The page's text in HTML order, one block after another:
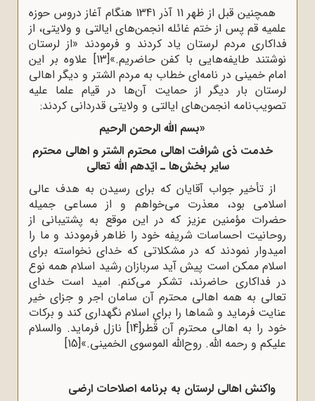
همچنین قبل از ظهر 11 آذر 1341 هنگام آغاز دروس حوزه
علمیه قم پس از ختم غائله انجمن‌های ایالتی و ولایتی، از
فداکاری مردم لرستان یاد کردند و فرمودند «از لرستان
نوشتند طایفه‌هایی با کفن حاضریم.»[13]
علاوه بر این
امام خمینی در نامه‌ای خطاب به مردم الشتر و دیگر اهالی
لرستان بار دیگر از حمایت آن‌ها در قیام علما علیه
تصویب‌نامه انجمن‌های ایالتی و ولایتی‌ قدردانی کردند:
‌«بسم الله الرحمن الرحیم‌
‌‌خدمت ذی شرافت اهالی محترم الشتر و اهالی محترم
سایر بخش‌ها ـ ایّدهم الله تعالی
‌از تأخیر جواب آقایان که برای رسیدن به هدف عالی
اسلامی بود، معذرت‌‌ ‌‌می‌خواهم و از مساعی جمیله
حضرات مؤمنین عزیز که در این موقع به پشتیبانی از‌‌
‌‌روحانیت احساسات شریفه خود را ظاهر فرمودند و ما را
امیدوار نمودند که در مشکلاتی‌‌ ‌‌که خدای نخواسته برای
اسلام ممکن است پیش آید سربازان رشید اسلام همه نوع
در‌‌ ‌‌فداکاری حاضرند، تشکر می‌کنم. امید است خدای
تعالی به همه اهالی محترم آن سامان‌‌ ‌‌اجر و جزای خیر
عنایت فرماید و شماها را برای اسلام نگهداری کند و برکات
خود را به‌‌ ‌‌اهالی محترم آن قُطر‌‌[14]
نازل فرماید. والسلام
علیکم و رحمه الله. ‌‌روح‌الله الموسوی الخمینی‌.»[15]
واکنش اهالی لرستان به برنامه اصلاحات ارضی